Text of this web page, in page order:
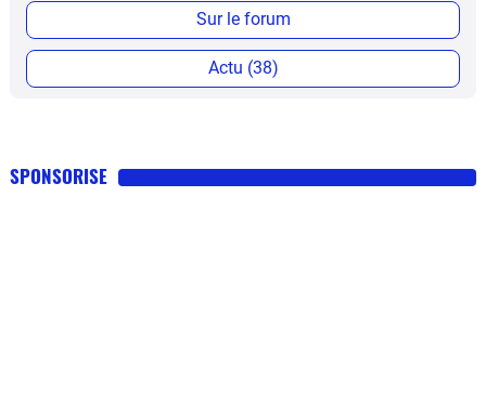
Sur le forum
Actu (38)
SPONSORISE